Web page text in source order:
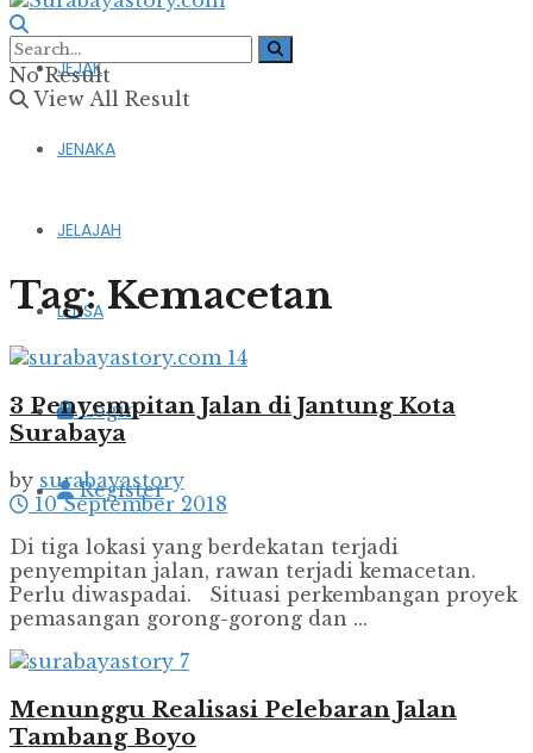
JEJAK
JENAKA
JELAJAH
LENSA
Login
Register
No Result
View All Result
Tag:Kemacetan
3 Penyempitan Jalan di Jantung Kota
Surabaya
by surabayastory
10 September 2018
Di tiga lokasi yang berdekatan terjadi
penyempitan jalan, rawan terjadi kemacetan.
Perlu diwaspadai. Situasi perkembangan proyek
pemasangan gorong-gorong dan ...
Menunggu Realisasi Pelebaran Jalan
Tambang Boyo